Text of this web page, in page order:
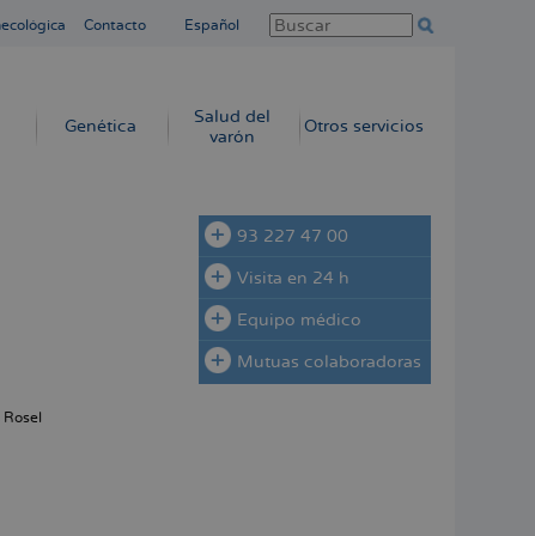
Contacto Español
Genética
Salud del
varón
Otros servicios
93 227 47 00
Visita en 24 h
Equipo médico
Mutuas colaboradoras